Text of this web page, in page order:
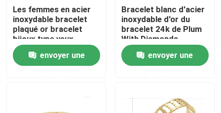
Accueil
Les femmes en acier
inoxydable bracelet
plaqué or bracelet
bijoux type yeux
bracelets bracelets
envoyer une
Bracelet blanc d'acier
inoxydable d'or du
bracelet 24k de Plum
With Diamonds
Modified Nail
envoyer une